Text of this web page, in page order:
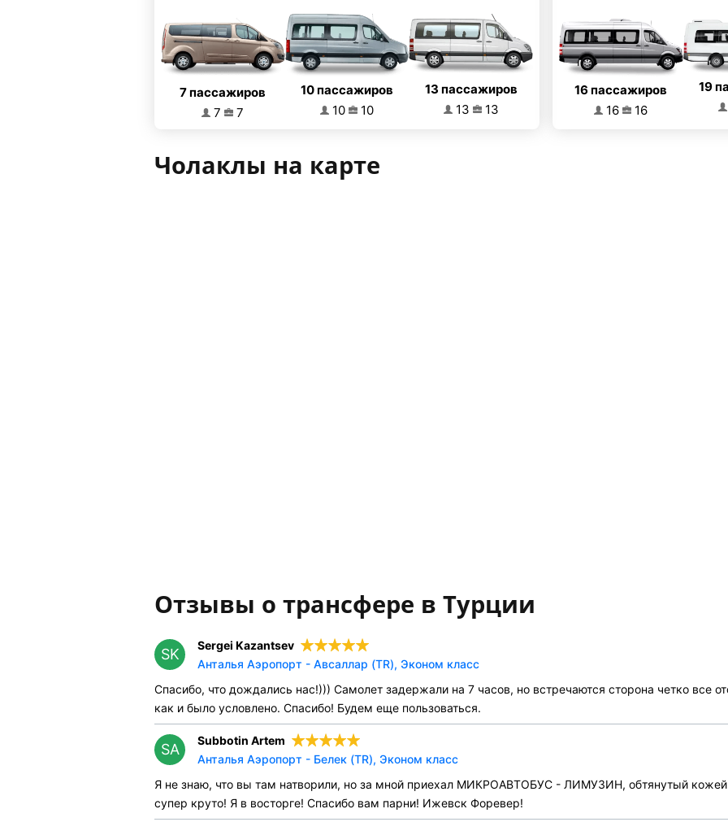
7 пассажиров
7
7
10 пассажиров
10
10
13 пассажиров
13
13
16 пассажиров
16
16
19
Чолаклы на карте
Отзывы о трансфере в Турции
SK
Sergei Kazantsev
Анталья Аэропорт - Авсаллар (TR), Эконом класс
Спасибо, что дождались нас!))) Самолет задержали на 7 часов, но встречаются сторона четко все
как и было условлено. Спасибо! Будем еще пользоваться.
SA
Subbotin Artem
Анталья Аэропорт - Белек (TR), Эконом класс
Я не знаю, что вы там натворили, но за мной приехал МИКРОАВТОБУС - ЛИМУЗИН, обтянутый
супер круто! Я в восторге! Спасибо вам парни! Ижевск Форевер!